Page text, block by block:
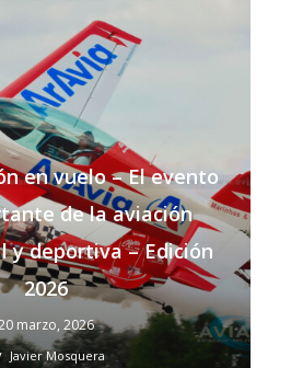
en vuelo – El evento
de la aviación
y deportiva – Edición
2026
marzo, 2026
Javier Mosquera